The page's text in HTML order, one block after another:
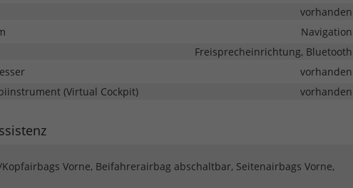
vorhanden
Navigation
Freisprecheinrichtung, Bluetooth
vorhanden
(Virtual Cockpit)
vorhanden
Vorne, Beifahrerairbag abschaltbar, Seitenairbags Vorne,